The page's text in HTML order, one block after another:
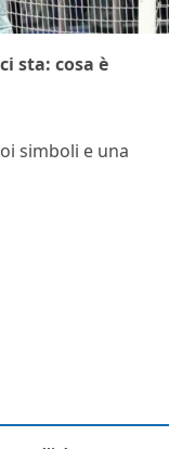
sta: cosa è
simboli e una